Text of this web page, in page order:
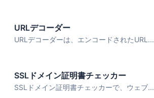
URLデコーダー
URLデコーダーは、エンコードされたURL...
SSLドメイン証明書チェッカー
SSLドメイン証明書チェッカーで、ウェブ...